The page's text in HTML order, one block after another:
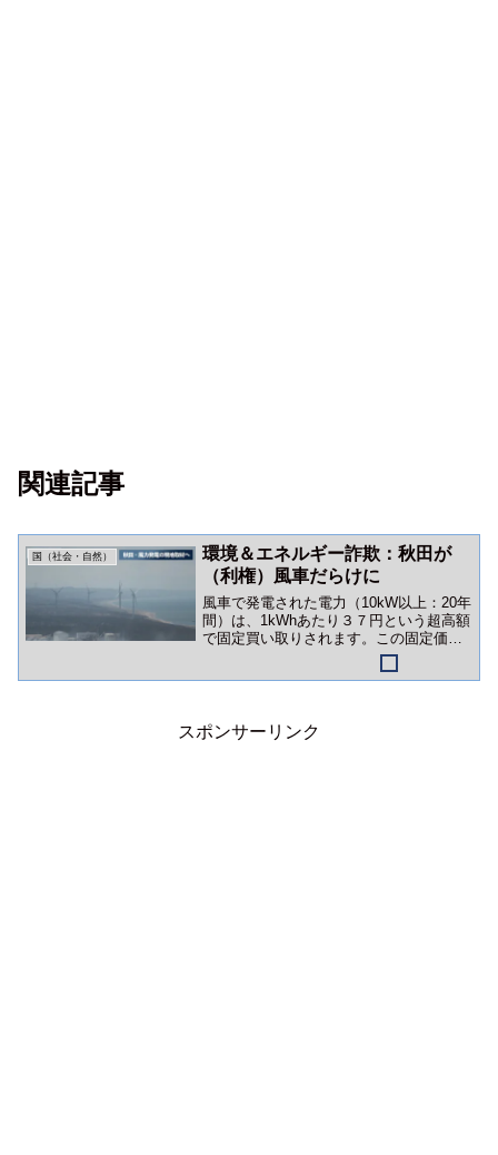
関連記事
国（社会・自然）
環境＆エネルギー詐欺：秋田が
（利権）風車だらけに
風車で発電された電力（10kW以上：20年
間）は、1kWhあたり３７円という超高額
で固定買い取りされます。この固定価格
買取制度（FIT）があるおかげで、風力発
電は利権化。もちろん私たちが負担する
スポンサーリンク